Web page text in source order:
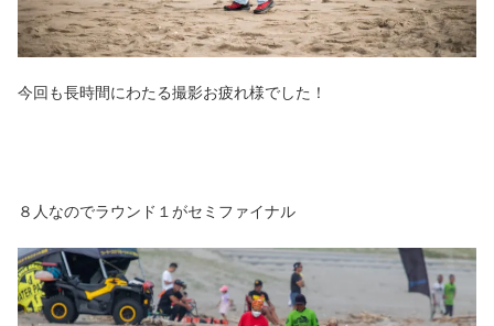
今回も長時間にわたる撮影お疲れ様でした！
８人なのでラウンド１がセミファイナル